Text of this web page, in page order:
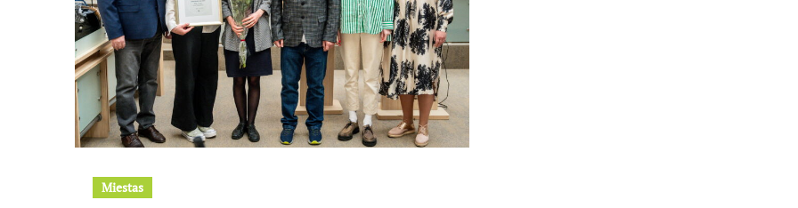
Miestas